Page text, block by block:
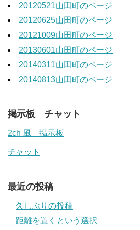
20120521山田町のページ
20120625山田町のページ
20121009山田町のページ
20130601山田町のページ
20140311山田町のページ
20140813山田町のページ
掲示板 チャット
2ch 風 掲示板
チャット
最近の投稿
久しぶりの投稿
距離を置くという選択